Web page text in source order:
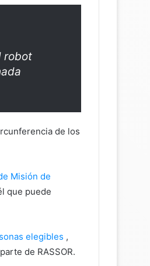
robot
de los
Misión de
que puede
elegibles ,
de RASSOR.